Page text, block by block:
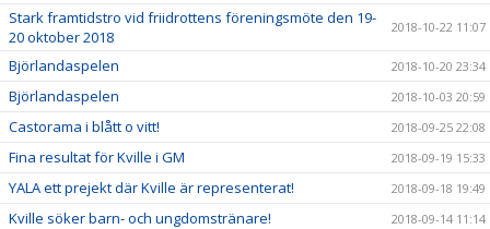
Stark framtidstro vid friidrottens föreningsmöte den 19-
20 oktober 2018
2018-10-22 11:07
Björlandaspelen 2018-10-20 23:34
Björlandaspelen 2018-10-03 20:59
Castorama i blått o vitt! 2018-09-25 22:08
Fina resultat för Kville i GM 2018-09-19 15:33
YALA ett prejekt där Kville är representerat! 2018-09-18 19:49
Kville söker barn- och ungdomstränare! 2018-09-14 11:14